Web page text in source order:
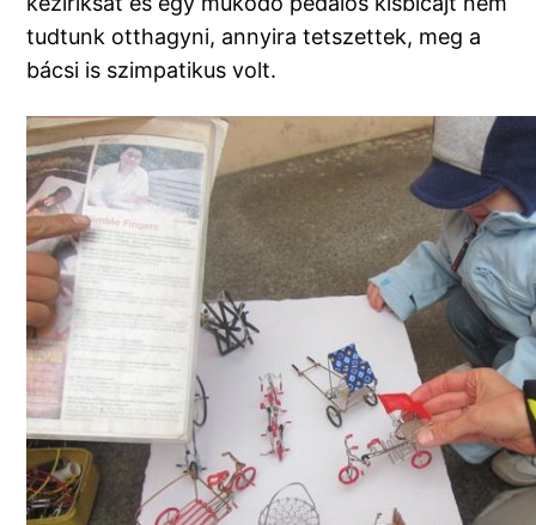
tudtunk otthagyni, annyira tetszettek, meg a
bácsi is szimpatikus volt.